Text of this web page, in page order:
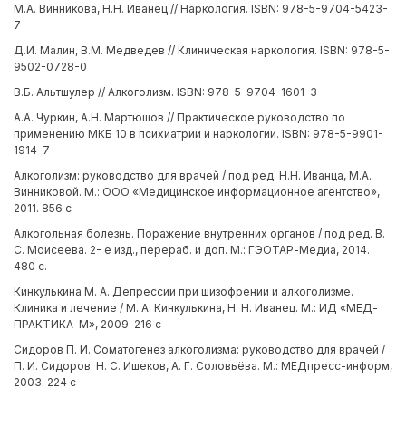
М.А. Винникова, Н.Н. Иванец // Наркология. ISBN: 978-5-9704-5423-
7
Д.И. Малин, В.М. Медведев // Клиническая наркология. ISBN: 978-5-
9502-0728-0
В.Б. Альтшулер // Алкоголизм. ISBN: 978-5-9704-1601-3
А.А. Чуркин, А.Н. Мартюшов // Практическое руководство по
применению МКБ 10 в психиатрии и наркологии. ISBN: 978-5-9901-
1914-7
Алкоголизм: руководство для врачей / под ред. Н.Н. Иванца, М.А.
Винниковой. М.: ООО «Медицинское информационное агентство»,
2011. 856 с
Алкогольная болезнь. Поражение внутренних органов / под ред. В.
С. Моисеева. 2- е изд., перераб. и доп. М.: ГЭОТАР-Медиа, 2014.
480 с.
Кинкулькина М. А. Депрессии при шизофрении и алкоголизме.
Клиника и лечение / М. А. Кинкулькина, Н. Н. Иванец. М.: ИД «МЕД-
ПРАКТИКА-М», 2009. 216 с
Сидоров П. И. Соматогенез алкоголизма: руководство для врачей /
П. И. Сидоров. Н. С. Ишеков, А. Г. Соловьёва. М.: МЕДпресс-информ,
2003. 224 с